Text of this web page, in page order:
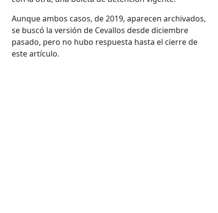
Aunque ambos casos, de 2019, aparecen archivados,
se buscó la versión de Cevallos desde diciembre
pasado, pero no hubo respuesta hasta el cierre de
este artículo.